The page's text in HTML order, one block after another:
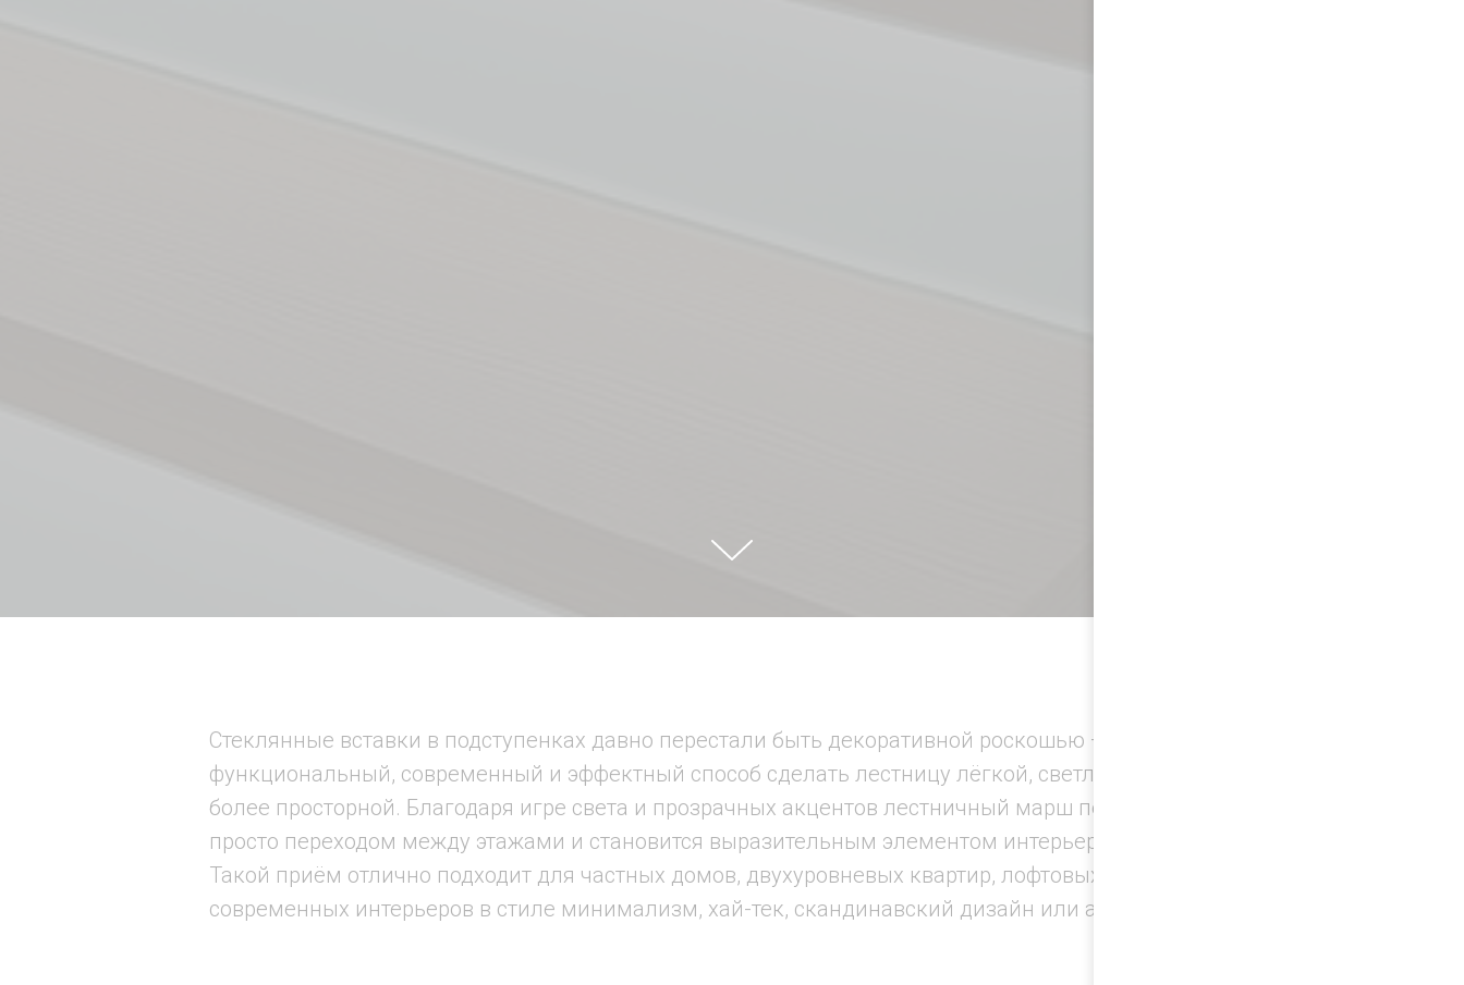
Стеклянные вставки в подступенках давно перестали быть декоративной роскошью — сегодня это
функциональный, современный и эффектный способ сделать лестницу лёгкой, светлой и визуально
более просторной. Благодаря игре света и прозрачных акцентов лестничный марш перестаёт быть
просто переходом между этажами и становится выразительным элементом интерьера.
Такой приём отлично подходит для частных домов, двухуровневых квартир, лофтовых помещений и
современных интерьеров в стиле минимализм, хай-тек, скандинавский дизайн или арт-деко.